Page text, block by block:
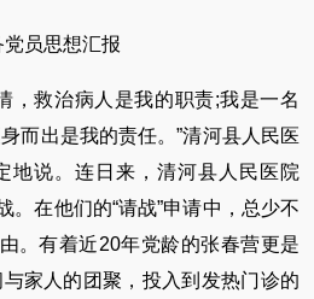
员思想汇报
，救治病人是我的职责;我是一名
而出是我的责任。”清河县人民医
地说。连日来，清河县人民医院
。在他们的“请战”申请中，总少不
。有着近20年党龄的张春营更是
家人的团聚，投入到发热门诊的